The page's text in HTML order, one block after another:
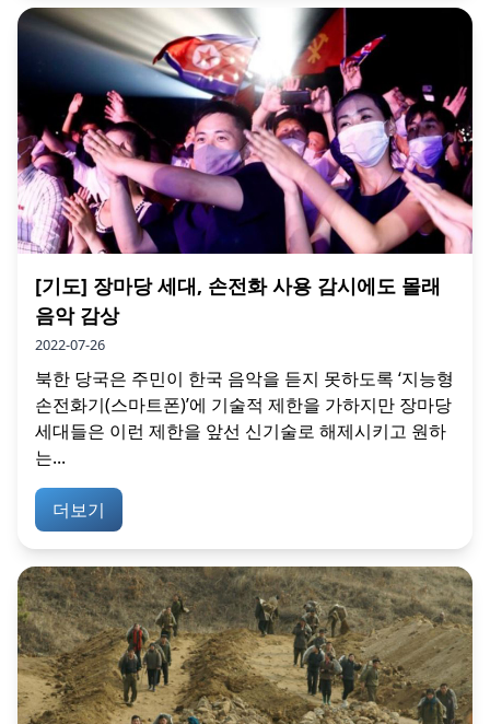
[기도] 장마당 세대, 손전화 사용 감시에도 몰래
음악 감상
2022-07-26
북한 당국은 주민이 한국 음악을 듣지 못하도록 ‘지능형
손전화기(스마트폰)’에 기술적 제한을 가하지만 장마당
세대들은 이런 제한을 앞선 신기술로 해제시키고 원하
는...
더보기